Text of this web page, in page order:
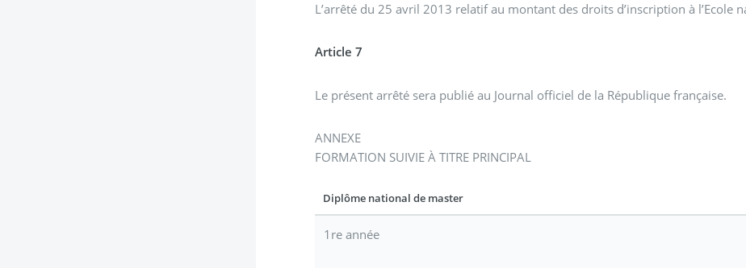
L’arrêté du 25 avril 2013 relatif au montant des droits d’inscription à l’Ecole
Article 7
Le présent arrêté sera publié au Journal officiel de la République française.
ANNEXE
FORMATION SUIVIE À TITRE PRINCIPAL
Diplôme national de master
1re année